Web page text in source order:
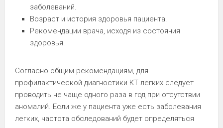
заболеваний.
Возраст и история здоровья пациента.
Рекомендации врача, исходя из состояния
здоровья.
Согласно общим рекомендациям, для
профилактической диагностики КТ легких следует
проводить не чаще одного раза в год при отсутствии
аномалий. Если же у пациента уже есть заболевания
легких, частота обследований будет определяться